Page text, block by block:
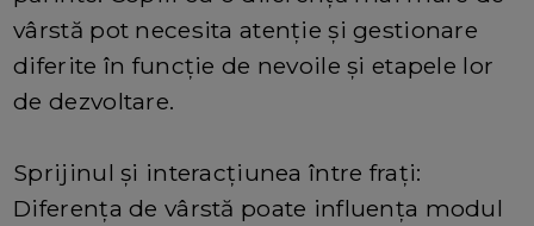
vârstă pot necesita atenție și gestionare
diferite în funcție de nevoile și etapele lor
de dezvoltare.
Sprijinul și interacțiunea între frați:
Diferența de vârstă poate influența modul